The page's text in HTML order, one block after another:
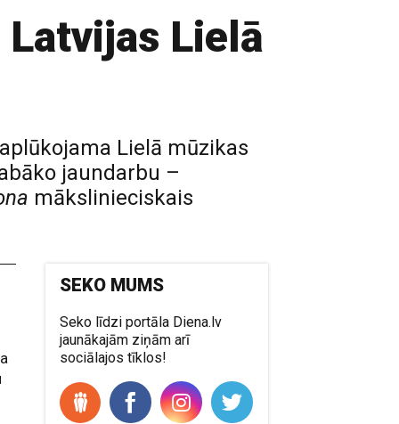
Lielā
Lielā mūzikas
jaundarbu –
mākslinieciskais
SEKO MUMS
Seko līdzi portāla Diena.lv
jaunākajām ziņām arī
sociālajos tīklos!